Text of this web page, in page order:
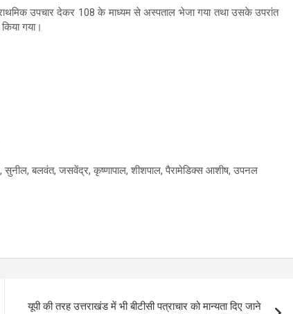
उपचार देकर 108 के माध्यम से अस्पताल भेजा गया तथा उसके उपरांत
गया।
सुनील, बलवंत, जसवेंद्र, कृष्णापाल, शीशपाल, पैरामेडिक्स आशीष, उपनल
यूपी की तरह उत्तराखंड में भी बीटीसी पत्राचार को मान्यता दिए जाने